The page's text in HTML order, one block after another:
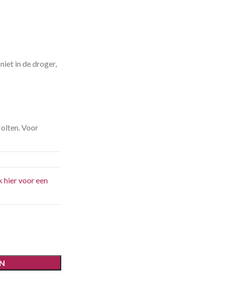
in de droger,
Voor
hier voor een